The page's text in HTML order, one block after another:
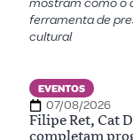
mostram como o
ferramenta de
cultural
EVENTOS
07/08/2026
Filipe Ret, Cat
completam